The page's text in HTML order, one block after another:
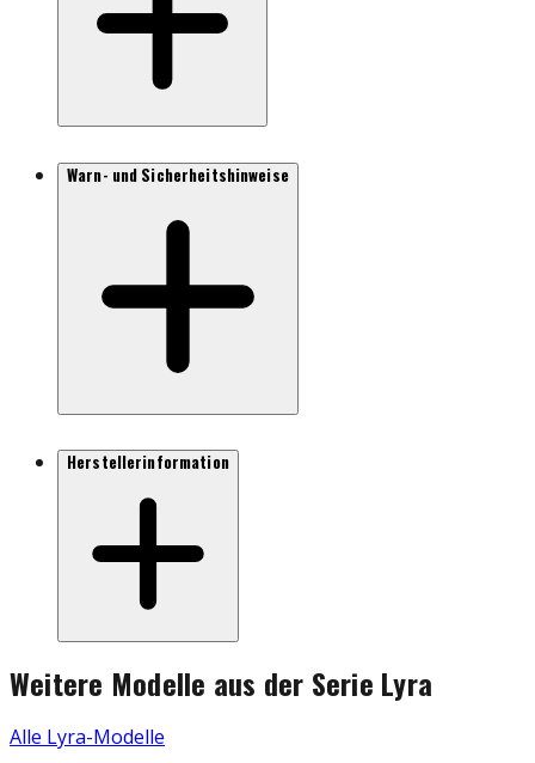
Warn- und Sicherheitshinweise
Herstellerinformation
Weitere Modelle aus der Serie Lyra
Alle Lyra-Modelle